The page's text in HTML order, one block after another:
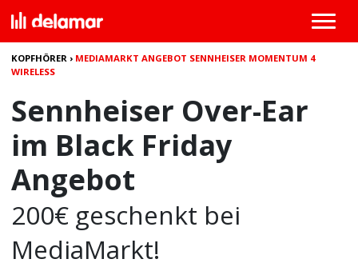
KOPFHÖRER › MEDIAMARKT ANGEBOT SENNHEISER MOMENTUM 4
WIRELESS
Sennheiser Over-Ear
im Black Friday
Angebot
200€ geschenkt bei
MediaMarkt!